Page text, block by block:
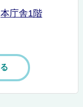
本庁舎1階